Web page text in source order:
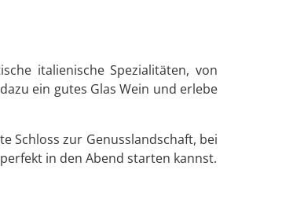
italienische Spezialitäten, von
ein gutes Glas Wein und erlebe
Schloss zur Genusslandschaft, bei
in den Abend starten kannst.